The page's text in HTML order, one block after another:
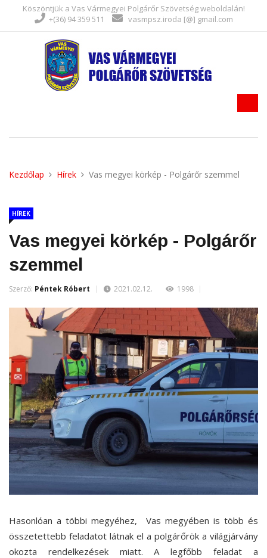
Köszöntjük a Vas Vármegyei Polgárőr Szövetség weboldalán!
+(36) 94 359 511
vasmpsz.iroda [@] gmail.com
Kezdőlap Hírek Vas megyei körkép - Polgárőr szemmel
HÍREK
Vas megyei körkép - Polgárőr
szemmel
Szerző: Péntek Róbert 2021.02.12. 1998
Hasonlóan a többi megyéhez, Vas megyében is több és
összetettebb feladatot látnak el a polgárőrök a világjárvány
okozta rendelkezések miatt. A legfőbb feladat a